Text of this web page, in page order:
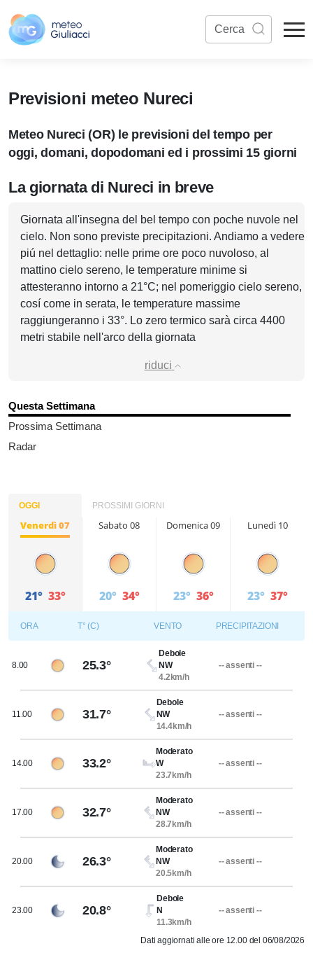
Previsioni meteo Nureci
Meteo Nureci (OR) le previsioni del tempo per
oggi, domani, dopodomani ed i prossimi 15 giorni
La giornata di Nureci in breve
Giornata all'insegna del bel tempo con poche nuvole nel
cielo. Non sono previste precipitazioni. Andiamo a vedere
piú nel dettaglio: nelle prime ore poco nuvoloso, al
mattino cielo sereno, le temperature minime si
attesteranno intorno a 21°C; nel pomeriggio cielo sereno,
cosí come in serata, le temperature massime
raggiungeranno i 33°. Lo zero termico sarà circa 4400
metri stabile nell'arco della giornata
riduci
Questa Settimana
Prossima Settimana
Radar
OGGI PROSSIMI GIORNI
Venerdì 07
21° 33°
Sabato 08
20° 34°
Domenica 09
23° 36°
Lunedì 10
23° 37°
ORA T° (C) VENTO PRECIPITAZIONI
8.00 25.3°
Debole
NW
4.2km/h
-- assenti --
11.00 31.7°
Debole
NW
14.4km/h
-- assenti --
14.00 33.2°
Moderato
W
23.7km/h
-- assenti --
17.00 32.7°
Moderato
NW
28.7km/h
-- assenti --
20.00 26.3°
Moderato
NW
20.5km/h
-- assenti --
23.00 20.8°
Debole
N
11.3km/h
-- assenti --
Dati aggiornati alle ore 12.00 del 06/08/2026